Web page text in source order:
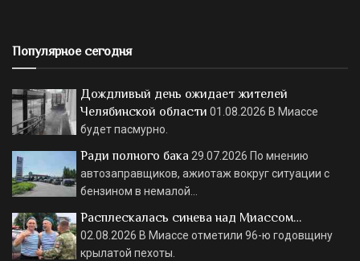
Популярное сегодня
Дождливый день ожидает жителей
Челябинской области 01.08.2026 В Миассе
будет пасмурно.
Ради полного бака 29.07.2026 По мнению
автозаправщиков, ажиотаж вокруг ситуации с
бензином в немалой…
Расплескалась синева над Миассом…
02.08.2026 В Миассе отметили 96-ю годовщину
крылатой пехоты.